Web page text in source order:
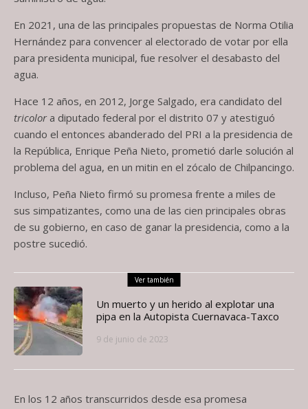
En 2021, una de las principales propuestas de Norma Otilia
Hernández para convencer al electorado de votar por ella
para presidenta municipal, fue resolver el desabasto del
agua.
Hace 12 años, en 2012, Jorge Salgado, era candidato del
tricolora diputado federal por el distrito 07 y atestiguó
cuando el entonces abanderado del PRI a la presidencia de
la República, Enrique Peña Nieto, prometió darle solución al
problema del agua, en un mitin en el zócalo de Chilpancingo.
Incluso, Peña Nieto firmó su promesa frente a miles de
sus simpatizantes, como una de las cien principales obras
de su gobierno, en caso de ganar la presidencia, como a la
postre sucedió.
Ver también
Un muerto y un herido al explotar una
pipa en la Autopista Cuernavaca-Taxco
9 de junio de 2023
En los 12 años transcurridos desde esa promesa